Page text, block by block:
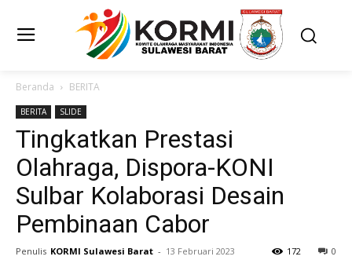
Beranda BERITA
BERITA SLIDE
Tingkatkan Prestasi
Olahraga, Dispora-KONI
Sulbar Kolaborasi Desain
Pembinaan Cabor
Penulis KORMI Sulawesi Barat - 13 Februari 2023 0
172